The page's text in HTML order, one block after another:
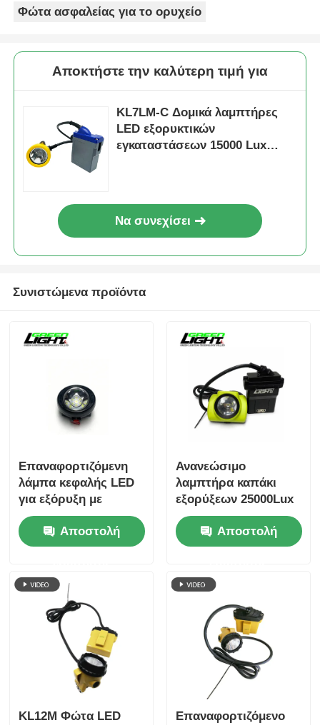
Φώτα ασφαλείας για το ορυχείο
Αποκτήστε την καλύτερη τιμή για
KL7LM-C Δομικά λαμπτήρες
LED εξορυκτικών
εγκαταστάσεων 15000 Lux
Να συνεχίσει
Συνιστώμενα προϊόντα
Επαναφορτιζόμενη
λάμπα κεφαλής LED
για εξόρυξη με
καλώδιο, αδιάβροχη
IP67, φωτισμός
υπόγειας εξόρυξης
Αποστολή
Ανανεώσιμο
λαμπτήρα καπάκι
εξορύξεων 25000Lux
LED ορυκτής
προβολέας IP68
13,6Ah μπαταρία
Αποστολή
KL12M Φώτα LED
Επαναφορτιζόμενο